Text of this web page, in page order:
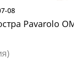
08
Pavarolo